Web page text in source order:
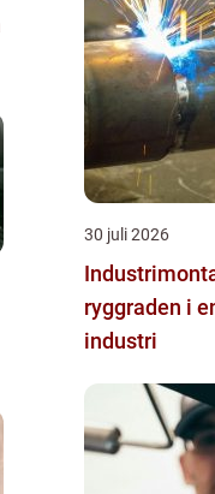
30 juli 2026
ryggraden i
industri